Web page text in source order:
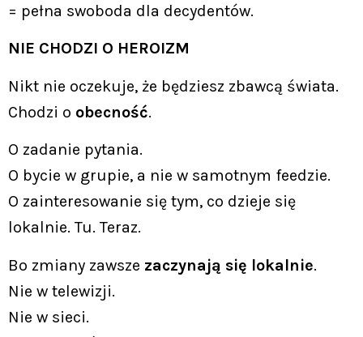
= pełna swoboda dla decydentów.
NIE CHODZI O HEROIZM
Nikt nie oczekuje, że będziesz zbawcą świata.
Chodzi o obecność.
O zadanie pytania.
O bycie w grupie, a nie w samotnym feedzie.
O zainteresowanie się tym, co dzieje się
lokalnie. Tu. Teraz.
Bo zmiany zawsze zaczynają się lokalnie.
Nie w telewizji.
Nie w sieci.